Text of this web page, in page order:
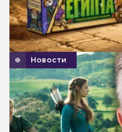
Новости